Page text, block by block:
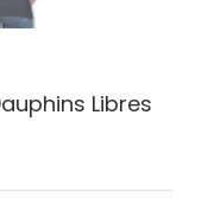
Libres